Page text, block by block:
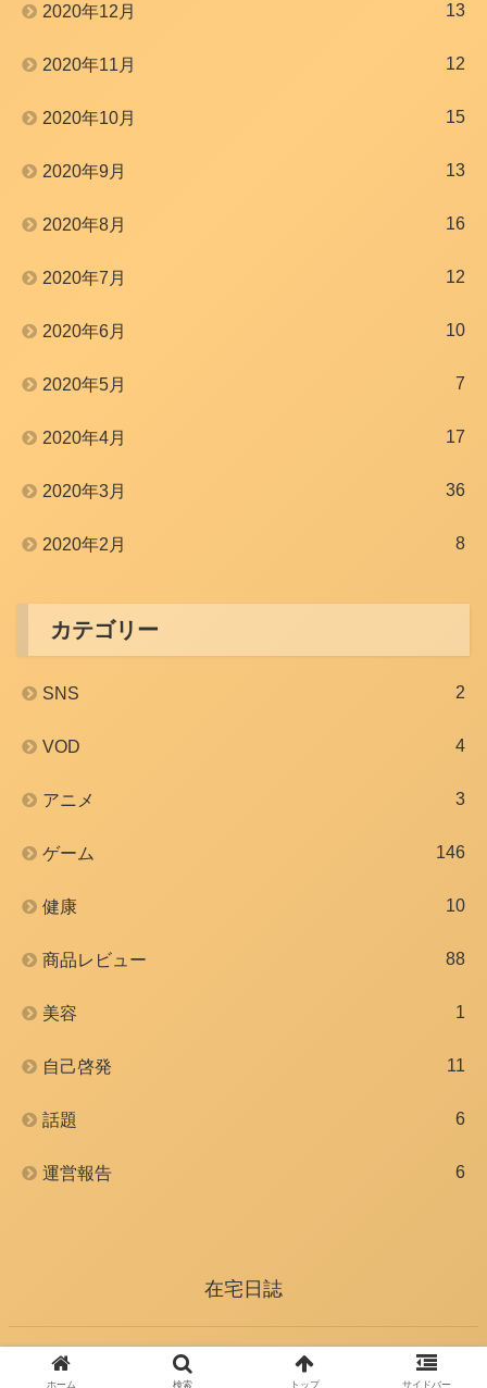
2020年12月 13
2020年11月 12
2020年10月 15
2020年9月 13
2020年8月 16
2020年7月 12
2020年6月 10
2020年5月 7
2020年4月 17
2020年3月 36
2020年2月 8
カテゴリー
SNS 2
VOD 4
アニメ 3
ゲーム 146
健康 10
商品レビュー 88
美容 1
自己啓発 11
話題 6
運営報告 6
在宅日誌
© 2020 在宅日誌.
ホーム 検索 トップ サイドバー